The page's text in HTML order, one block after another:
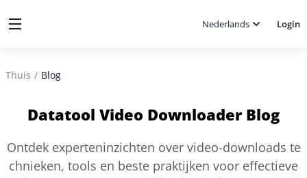
Nederlands Login
Thuis / Blog
Datatool Video Downloader Blog
Ontdek experteninzichten over video-downloads te
chnieken, tools en beste praktijken voor effectieve